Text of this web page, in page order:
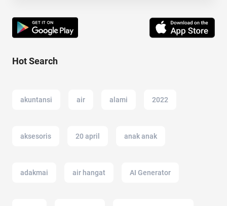
Hot Search
akuntansi air alami 2022
aksesoris 20 april anak anak
adakmai air hangat AI Generator